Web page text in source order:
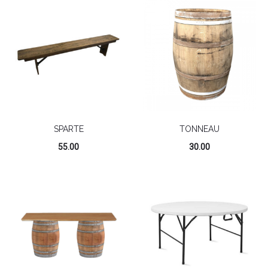
SPARTE
55.00
TONNEAU
30.00